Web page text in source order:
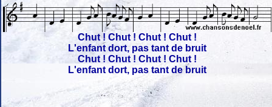
Chut ! Chut ! Chut ! Chut !
L'enfant dort, pas tant de bruit
Chut ! Chut ! Chut ! Chut !
L'enfant dort, pas tant de bruit